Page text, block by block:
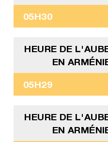
05H30
HEURE DE
EN
05H29
HEURE DE
EN